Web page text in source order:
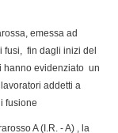
emessa ad
fusi, fin dagli inizi del
hanno evidenziato un
addetti a
fusione
A (I.R. - A) , la